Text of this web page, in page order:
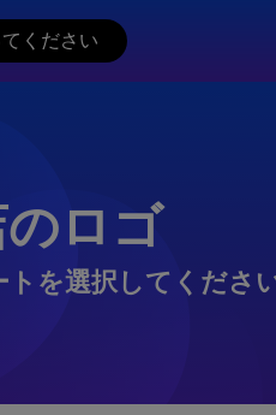
ください
ロゴ
を選択してください